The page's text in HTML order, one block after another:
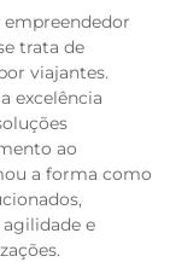
trata de
viajantes.
excelência
ao
a forma como
e